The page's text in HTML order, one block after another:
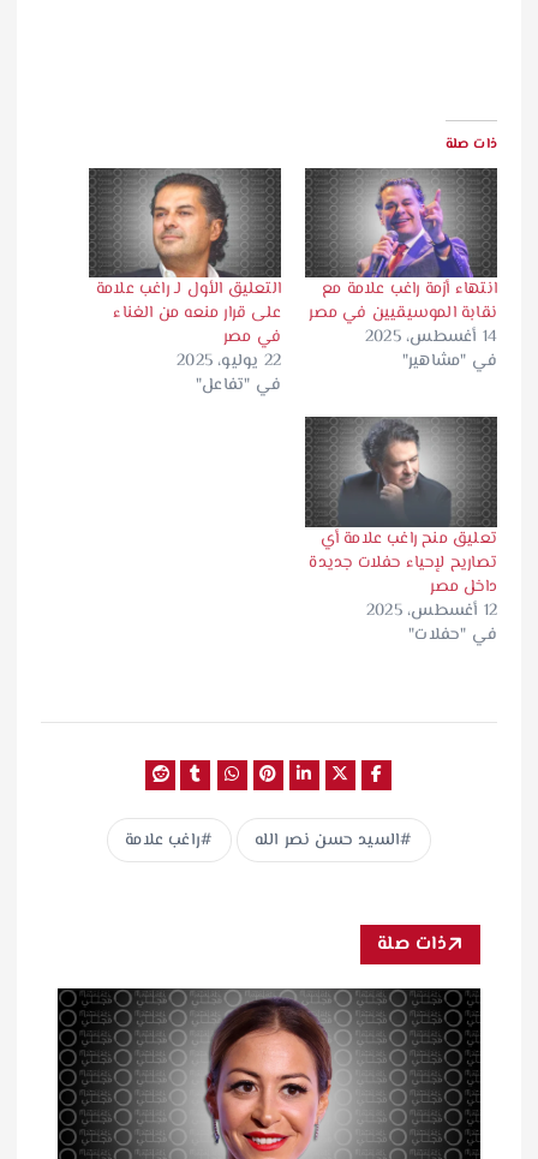
ذات صلة
انتهاء أزمة راغب علامة مع
نقابة الموسيقيين في مصر
14 أغسطس، 2025
في "مشاهير"
التعليق الأول لـ راغب علامة
على قرار منعه من الغناء
في مصر
22 يوليو، 2025
في "تفاعل"
تعليق منح راغب علامة أي
تصاريح لإحياء حفلات جديدة
داخل مصر
12 أغسطس، 2025
في "حفلات"
السيد حسن نصر الله راغب علامة
ذات صلة